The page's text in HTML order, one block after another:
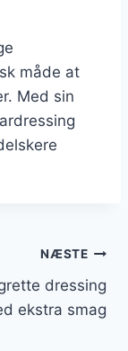
måde at
Med sin
NÆSTE
dressing
ekstra smag